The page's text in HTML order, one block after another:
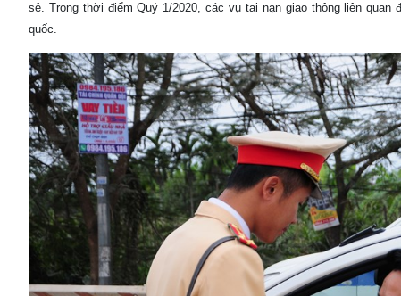
sẻ. Trong thời điểm Quý 1/2020, các vụ tai nạn giao thông liên
quốc.